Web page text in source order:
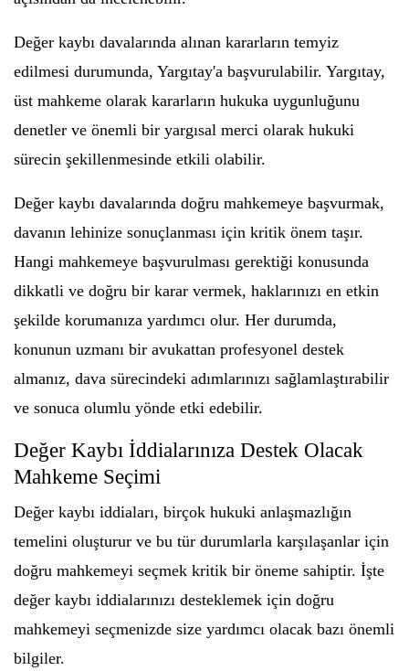
Değer kaybı davalarında alınan kararların temyiz
edilmesi durumunda, Yargıtay'a başvurulabilir. Yargıtay,
üst mahkeme olarak kararların hukuka uygunluğunu
denetler ve önemli bir yargısal merci olarak hukuki
sürecin şekillenmesinde etkili olabilir.
Değer kaybı davalarında doğru mahkemeye başvurmak,
davanın lehinize sonuçlanması için kritik önem taşır.
Hangi mahkemeye başvurulması gerektiği konusunda
dikkatli ve doğru bir karar vermek, haklarınızı en etkin
şekilde korumanıza yardımcı olur. Her durumda,
konunun uzmanı bir avukattan profesyonel destek
almanız, dava sürecindeki adımlarınızı sağlamlaştırabilir
ve sonuca olumlu yönde etki edebilir.
Değer Kaybı İddialarınıza Destek Olacak
Mahkeme Seçimi
Değer kaybı iddiaları, birçok hukuki anlaşmazlığın
temelini oluşturur ve bu tür durumlarla karşılaşanlar için
doğru mahkemeyi seçmek kritik bir öneme sahiptir. İşte
değer kaybı iddialarınızı desteklemek için doğru
mahkemeyi seçmenizde size yardımcı olacak bazı önemli
bilgiler.